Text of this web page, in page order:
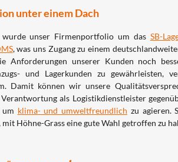
unter einem Dach
wurde unser Firmenportfolio um das SB-
, was uns Zugang zu einem
Anforderungen unserer Kunden noch
und Lagerkunden zu gewährleisten,
Damit können wir unsere
als Logistikdienstleister
um klima- und umweltfreundlich zu agieren.
Höhne-Grass eine gute Wahl getroffen zu